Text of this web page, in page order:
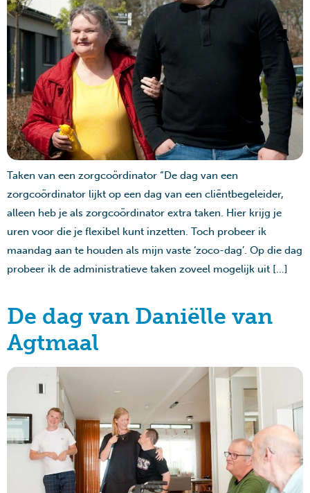
Taken van een zorgcoördinator “De dag van een
zorgcoördinator lijkt op een dag van een cliëntbegeleider,
alleen heb je als zorgcoördinator extra taken. Hier krijg je
uren voor die je flexibel kunt inzetten. Toch probeer ik
maandag aan te houden als mijn vaste ‘zoco-dag’. Op die dag
probeer ik de administratieve taken zoveel mogelijk uit […]
De dag van Daniëlle van
Agtmaal